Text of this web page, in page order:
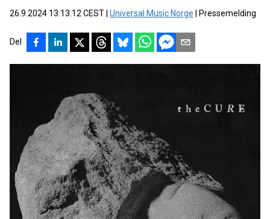
26.9.2024 13:13:12 CEST Universal Music Norge Pressemelding
Del